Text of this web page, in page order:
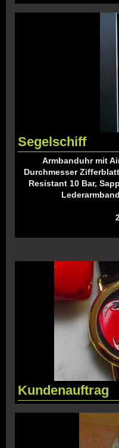
Segelschiff
Armbanduhr mit
Durchmesser
Resistant 10 Bar,
Kundenauftrag